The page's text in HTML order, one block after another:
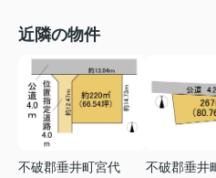
近隣の物件
不破郡垂井町宮代
不破郡垂井